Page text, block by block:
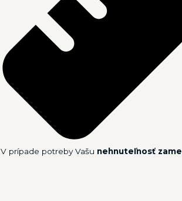
V prípade potreby Vašu nehnuteľnosť